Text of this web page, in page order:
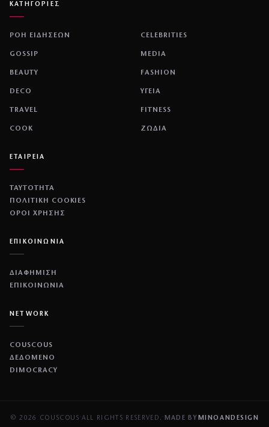
ΚΑΤΗΓΟΡΙΕΣ
ΡΟΗ ΕΙΔΗΣΕΩΝ CELEBRITIES
GOSSIP MEDIA
BEAUTY FASHION
DECO ΥΓΕΙΑ
TRAVEL FITNESS
COOK ΖΩΔΙΑ
ΕΤΑΙΡΕΙΑ
ΤΑΥΤΟΤΗΤΑ
ΠΟΛΙΤΙΚΉ COOKIES
ΌΡΟΙ ΧΡΉΣΗΣ
ΕΠΙΚΟΙΝΩΝΙΑ
ΔΙΑΦΗΜΙΣΗ
ΕΠΙΚΟΙΝΩΝΙΑ
NETWORK
COUSCOUS
ΔΕΔΟΜΕΝΟ
DIMOCRACY
© 2026 COUSCOUS ALL RIGHTS RESERVED. MADE BY MINOANDESIGN